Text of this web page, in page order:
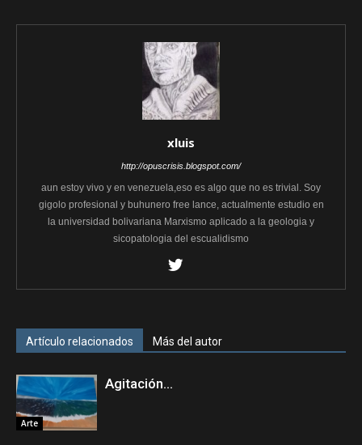
xluis
http://opuscrisis.blogspot.com/
aun estoy vivo y en venezuela,eso es algo que no es trivial. Soy
gigolo profesional y buhunero free lance, actualmente estudio en
la universidad bolivariana Marxismo aplicado a la geologia y
sicopatologia del escualidismo
Artículo relacionados Más del autor
Arte
Agitación…